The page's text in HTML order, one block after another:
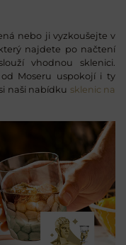
nebo ji vyzkoušejte v
najdete po načtení
vhodnou sklenici.
Moseru uspokojí i ty
naši nabídku sklenic na